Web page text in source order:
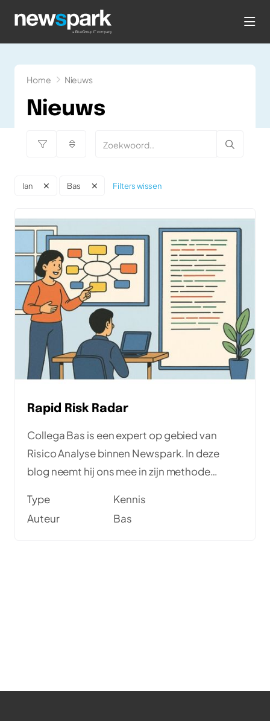
Home Nieuws
Nieuws
Ian Bas Filters wissen
Rapid Risk Radar
Collega Bas is een expert op gebied van
Risico Analyse binnen Newspark. In deze
blog neemt hij ons mee in zijn methode
toepasbare risico-inzichten kan creëren voor
gerichte QA.
Type
Kennis
Auteur
Bas